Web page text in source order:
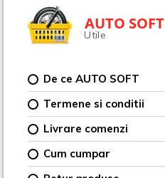
AUTO SOFT
Utile
De ce AUTO SOFT
Termene si conditii
Livrare comenzi
Cum cumpar